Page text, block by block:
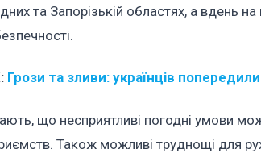
та Запорізькій областях, а вдень
Грози та зливи: українців
що несприятливі погодні умови
Також можливі труднощі для